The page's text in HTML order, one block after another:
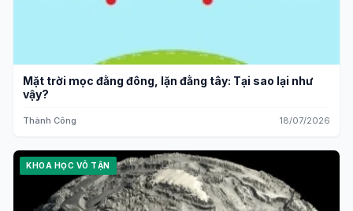
Mặt trời mọc đằng đông, lặn đằng tây: Tại sao lại như
vậy?
Thành Công 18/07/2026
KHOA HỌC VÔ TẬN